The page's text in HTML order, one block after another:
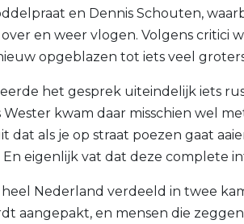
en Dennis Schouten,
en weer vlogen. Volgens critici
opgeblazen tot iets veel
het gesprek uiteindelijk iets
kwam daar misschien wel
dat als je op straat poezen gaat
eigenlijk vat dat deze complete
Nederland verdeeld in twee
aangepakt, en mensen die